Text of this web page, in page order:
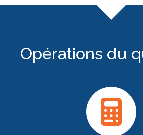
Opérations du